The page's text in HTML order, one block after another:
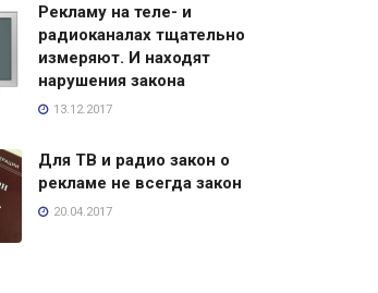
Рекламу на теле- и
радиоканалах тщательно
измеряют. И находят
нарушения закона
13.12.2017
Для ТВ и радио закон о
рекламе не всегда закон
20.04.2017